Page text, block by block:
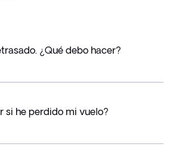
¿Qué debo hacer?
si he perdido mi vuelo?